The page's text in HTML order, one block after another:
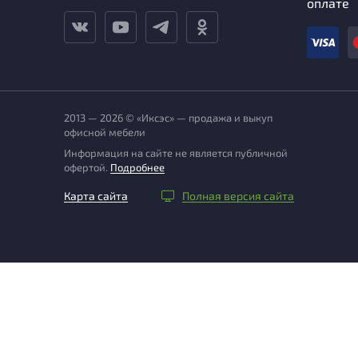
2013 — 2026 © «Иксэс» — продажа и выкуп
офисной мебели
Информация на сайте не является публичной
офертой. Подробнее
Карта сайта Полная версия сайта